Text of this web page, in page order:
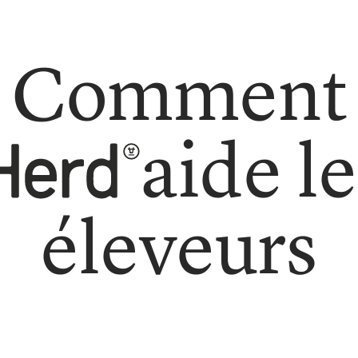
Comment
aide
éleveurs